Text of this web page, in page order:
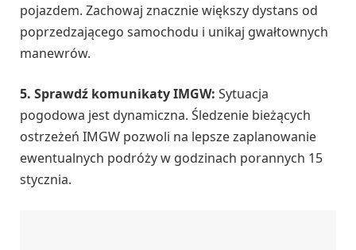
pojazdem. Zachowaj znacznie większy dystans od
poprzedzającego samochodu i unikaj gwałtownych
manewrów.
5. Sprawdź komunikaty IMGW: Sytuacja
pogodowa jest dynamiczna. Śledzenie bieżących
ostrzeżeń IMGW pozwoli na lepsze zaplanowanie
ewentualnych podróży w godzinach porannych 15
stycznia.